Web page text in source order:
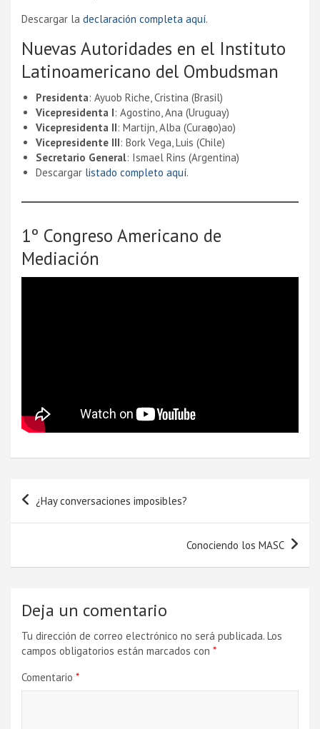
Descargar la declaración completa aquí.
Nuevas Autoridades en el Instituto
Latinoamericano del Ombudsman
Presidenta: Ayuob Riche, Cristina (Brasil)
Vicepresidenta I: Agostino, Ana (Uruguay)
Vicepresidenta II: Martijn, Alba (Curaҫao)ao)
Vicepresidente III: Bork Vega, Luis (Chile)
Secretario General: Ismael Rins (Argentina)
Descargar listado completo aquí.
1º Congreso Americano de
Mediación
Navegación
de
¿Hay conversaciones imposibles?
Conociendo los MASC
Deja un comentario
Tu dirección de correo electrónico no será publicada. Los
campos obligatorios están marcados con *
Comentario *